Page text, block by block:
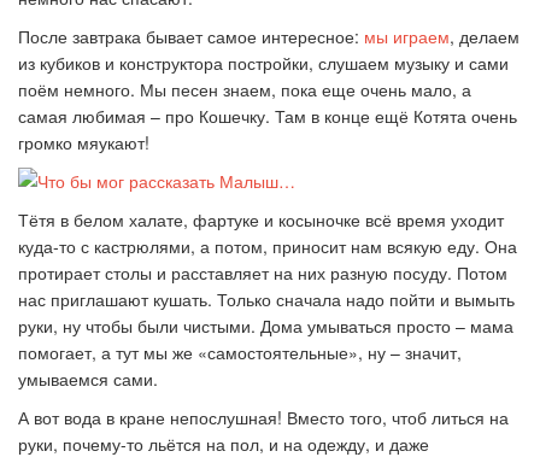
После завтрака бывает самое интересное: мы играем, делаем
из кубиков и конструктора постройки, слушаем музыку и сами
поём немного. Мы песен знаем, пока еще очень мало, а
самая любимая – про Кошечку. Там в конце ещё Котята очень
громко мяукают!
Тётя в белом халате, фартуке и косыночке всё время уходит
куда-то с кастрюлями, а потом, приносит нам всякую еду. Она
протирает столы и расставляет на них разную посуду. Потом
нас приглашают кушать. Только сначала надо пойти и вымыть
руки, ну чтобы были чистыми. Дома умываться просто – мама
помогает, а тут мы же «самостоятельные», ну – значит,
умываемся сами.
А вот вода в кране непослушная! Вместо того, чтоб литься на
руки, почему-то льётся на пол, и на одежду, и даже